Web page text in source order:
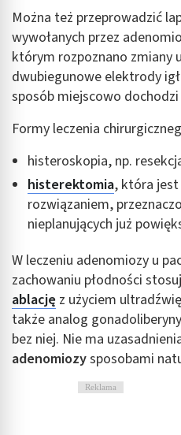
Można też przeprowadzić
wywołanych przez
którym rozpoznano zmiany
dwubiegunowe elektrody
sposób miejscowo
Formy leczenia
histeroskopia, np.
histerektomia, która
rozwiązaniem,
nieplanujących już
W leczeniu adenomiozy u
zachowaniu płodności
ablację z użyciem
także analog
bez niej. Nie ma
adenomiozysposobami
Reklama
Użycie dokładnych danych
Identyfikowanie urządzeń na
aktywnie żądanych informacji
Cele przetwarzania inne niż IAB:
Niezbędne
Wydajność (Performance)
Reklama / śledzenie